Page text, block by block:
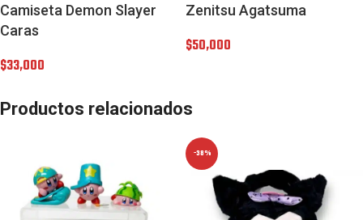
Camiseta Demon Slayer
Caras
$33,000
Zenitsu Agatsuma
$50,000
Productos relacionados
-38%